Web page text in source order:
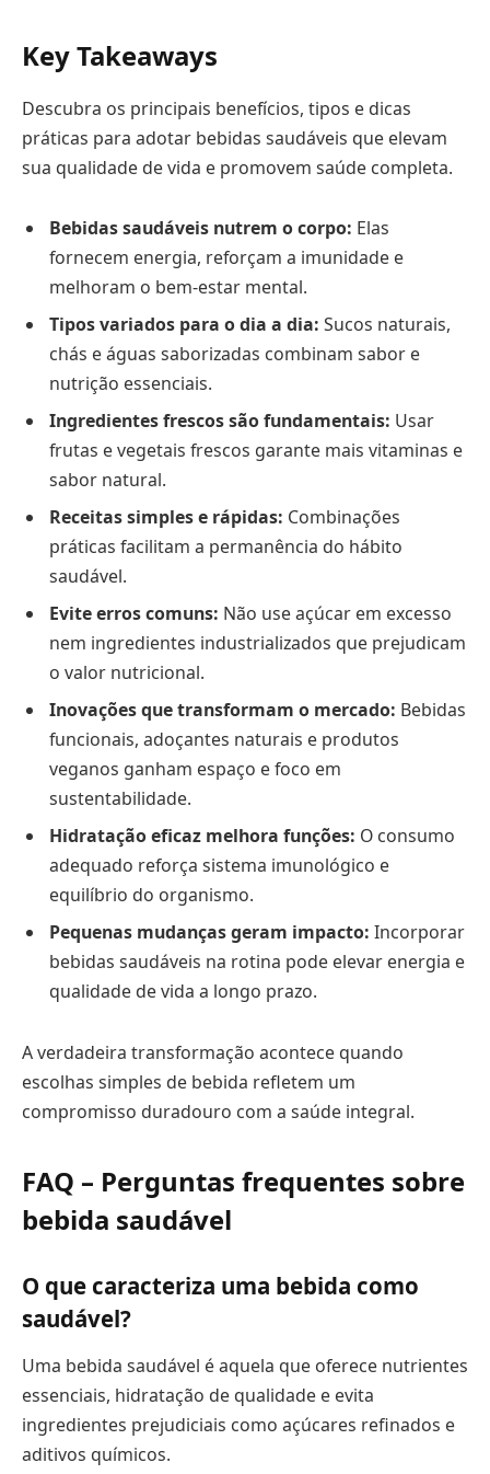
Key Takeaways
Descubra os principais benefícios, tipos e dicas
práticas para adotar bebidas saudáveis que elevam
sua qualidade de vida e promovem saúde completa.
Bebidas saudáveis nutrem o corpo: Elas
fornecem energia, reforçam a imunidade e
melhoram o bem-estar mental.
Tipos variados para o dia a dia: Sucos naturais,
chás e águas saborizadas combinam sabor e
nutrição essenciais.
Ingredientes frescos são fundamentais: Usar
frutas e vegetais frescos garante mais vitaminas e
sabor natural.
Receitas simples e rápidas: Combinações
práticas facilitam a permanência do hábito
saudável.
Evite erros comuns: Não use açúcar em excesso
nem ingredientes industrializados que prejudicam
o valor nutricional.
Inovações que transformam o mercado: Bebidas
funcionais, adoçantes naturais e produtos
veganos ganham espaço e foco em
sustentabilidade.
Hidratação eficaz melhora funções: O consumo
adequado reforça sistema imunológico e
equilíbrio do organismo.
Pequenas mudanças geram impacto: Incorporar
bebidas saudáveis na rotina pode elevar energia e
qualidade de vida a longo prazo.
A verdadeira transformação acontece quando
escolhas simples de bebida refletem um
compromisso duradouro com a saúde integral.
FAQ – Perguntas frequentes sobre
bebida saudável
O que caracteriza uma bebida como
saudável?
Uma bebida saudável é aquela que oferece nutrientes
essenciais, hidratação de qualidade e evita
ingredientes prejudiciais como açúcares refinados e
aditivos químicos.